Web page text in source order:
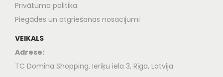
Privātuma politika
Piegādes un atgriešanas nosacījumi
VEIKALS
Adrese:
TC Domina Shopping, Ieriķu iela 3, Rīga, Latvija